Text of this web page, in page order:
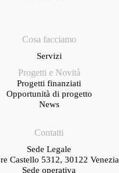
Cosa facciamo
Servizi
Progetti e Novità
Progetti finanziati
Opportunità di progetto
News
Contatti
Sede Legale
Castello 5312, 30122 Venezia
Sede operativa